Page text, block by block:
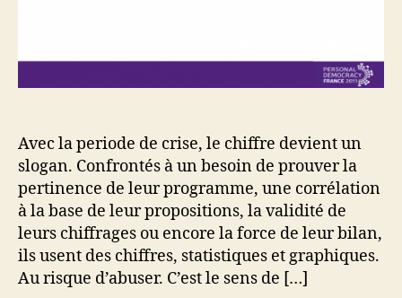
Avec la periode de crise, le chiffre devient un
slogan. Confrontés à un besoin de prouver la
pertinence de leur programme, une corrélation
à la base de leur propositions, la validité de
leurs chiffrages ou encore la force de leur bilan,
ils usent des chiffres, statistiques et graphiques.
Au risque d’abuser. C’est le sens de […]